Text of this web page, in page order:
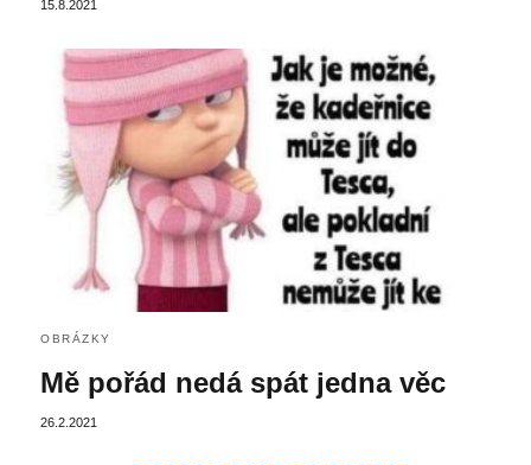
15.8.2021
OBRÁZKY
Mě pořád nedá spát jedna věc
26.2.2021